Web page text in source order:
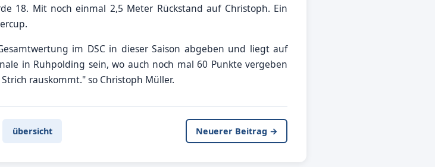
18. Mit noch einmal 2,5 Meter Rückstand auf Christoph. Ein
im DSC in dieser Saison abgeben und liegt auf
in Ruhpolding sein, wo auch noch mal 60 Punkte vergeben
rauskommt." so Christoph Müller.
übersicht Neuerer Beitrag →